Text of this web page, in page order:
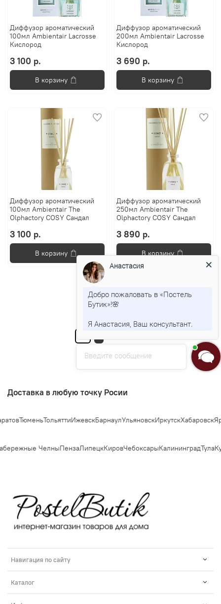
Диффузор ароматический
100мл Ambientair Lacrosse
Кислород
3 100 р.
В корзину
Диффузор ароматический
200мл Ambientair Lacrosse
Кислород
3 690 р.
В корзину
Диффузор ароматический
100мл Ambientair The
Olphactory COSY Сандал
3 100 р.
В корзину
Диффузор ароматический
250мл Ambientair The
Olphactory COSY Сандал
3 890 р.
В корзину
Показать еще
Доставка в любую точку Росии
ТюменьТольяттиИжевскБарнаулУльяновскИркутскХабаровск
ЧелныПензаЛипецкКировЧебоксарыКалининградТула
Навигация по сайту
Каталог
Введите сообщение
Анастасия
Добро пожаловать в «Постель
Бутик»!🌸
Я Анастасия, Ваш консультант.